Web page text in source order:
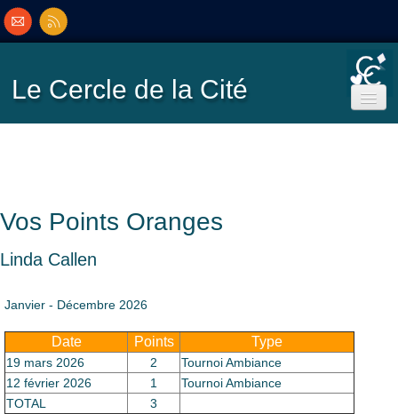
Le Cercle de la Cité
Classement
Le Club
Vos Points Oranges
Linda Callen
Janvier - Décembre 2026
Date Points Type
19 mars 2026 2
Tournoi Ambiance
12 février 2026
1
Tournoi Ambiance
TOTAL
3